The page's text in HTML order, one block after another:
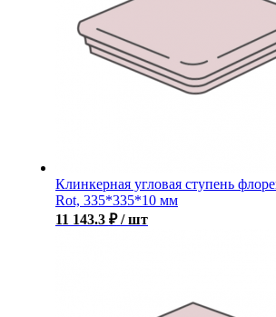
Клинкерная угловая ступень
Rot, 335*335*10 мм
11 143.3 ₽ / шт